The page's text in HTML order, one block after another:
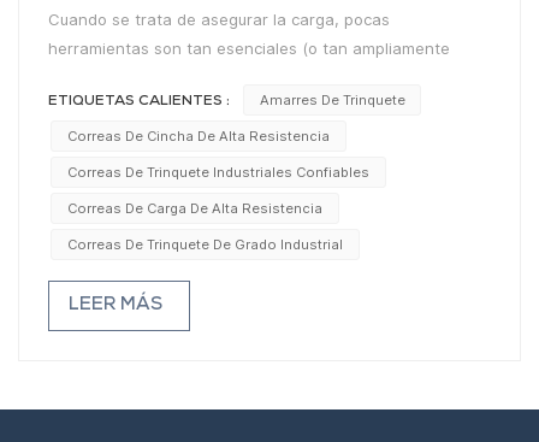
Cuando se trata de asegurar la carga, pocas
herramientas son tan esenciales (o tan ampliamente
llaman exactamente estas correas en Estados Unidos? Si
bien "correa de trinquete" es el término más común, los
estadounidenses usan diversos nombres según la región,
el término estándar y más aceptado en Estados Unidos.
Se refiere a las correas de cincha que utilizan un
mecanismo de trinquete para tensar y asegurar cargas.
Ya sea que esté amarrando una motocicleta, asegurando
muebles en un camión de mudanzas o amarrando una
ETIQUETAS CALIENTES : Amarres De Trinquete
Correas De Cincha De Alta Resistencia
Correas De Trinquete Industriales Confiables
Correas De Carga De Alta Resistencia
Correas De Trinquete De Grado Industrial
LEER MÁS